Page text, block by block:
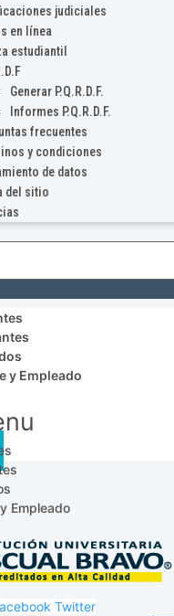
judiciales
en línea
estudiantil
Generar P.Q.R.D.F.
Informes P.Q.R.D.F.
frecuentes
y condiciones
de datos
del sitio
y Empleado
Empleado
Twitter